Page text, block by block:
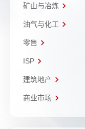
矿山与冶炼
油气与化工
零售
ISP
建筑地产
商业市场